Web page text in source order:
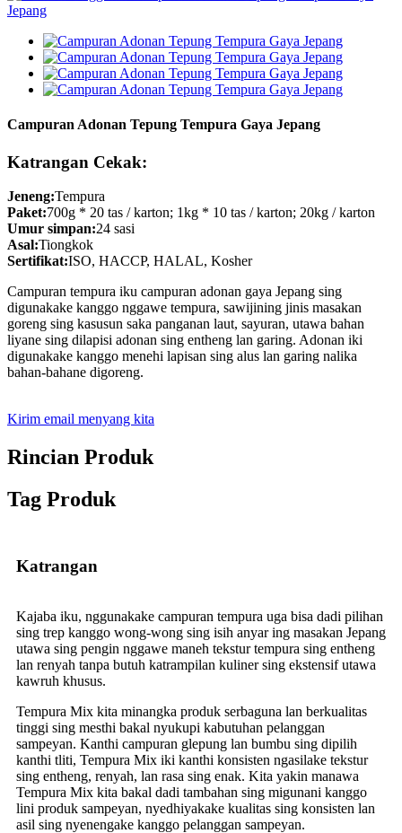
Campuran Adonan Tepung Tempura Gaya Jepang
Katrangan Cekak:
Jeneng:Tempura
Paket:700g * 20 tas / karton; 1kg * 10 tas / karton; 20kg / karton
Umur simpan:24 sasi
Asal:Tiongkok
Sertifikat:ISO, HACCP, HALAL, Kosher
Campuran tempura iku campuran adonan gaya Jepang sing
digunakake kanggo nggawe tempura, sawijining jinis masakan
goreng sing kasusun saka panganan laut, sayuran, utawa bahan
liyane sing dilapisi adonan sing entheng lan garing. Adonan iki
digunakake kanggo menehi lapisan sing alus lan garing nalika
bahan-bahane digoreng.
Kirim email menyang kita
Rincian Produk
Tag Produk
Katrangan
Kajaba iku, nggunakake campuran tempura uga bisa dadi pilihan
sing trep kanggo wong-wong sing isih anyar ing masakan Jepang
utawa sing pengin nggawe maneh tekstur tempura sing entheng
lan renyah tanpa butuh katrampilan kuliner sing ekstensif utawa
kawruh khusus.
Tempura Mix kita minangka produk serbaguna lan berkualitas
tinggi sing mesthi bakal nyukupi kabutuhan pelanggan
sampeyan. Kanthi campuran glepung lan bumbu sing dipilih
kanthi tliti, Tempura Mix iki kanthi konsisten ngasilake tekstur
sing entheng, renyah, lan rasa sing enak. Kita yakin manawa
Tempura Mix kita bakal dadi tambahan sing migunani kanggo
lini produk sampeyan, nyedhiyakake kualitas sing konsisten lan
asil sing nyenengake kanggo pelanggan sampeyan.